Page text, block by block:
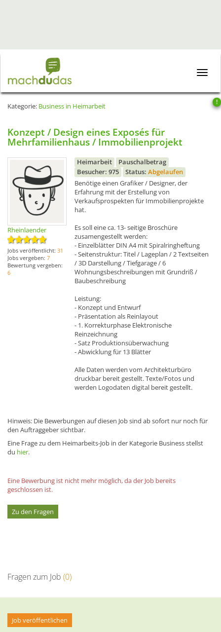
Toggle
!
Kategorie: Business in Heimarbeit
Konzept / Design eines Exposés für
Mehrfamilienhaus / Immobilienprojekt
Rheinlaender
Jobs veröffentlicht: 31
Jobs vergeben: 7
Bewertung vergeben:
6
Heimarbeit
Pauschalbetrag
Besucher: 975
Status: Abgelaufen
Benötige einen Grafiker / Designer, der
Erfahrung mit der Erstellung von
Verkaufsprospekten für Immobilienprojekte
hat.
Es soll eine ca. 13- seitige Broschüre
zusamengestellt werden:
- Einzelblätter DIN A4 mit Spiralringheftung
- Seitenstruktur: Titel / Lageplan / 2 Textseiten
/ 3D Darstellung / Tiefgarage / 6
Wohnungsbeschreibungen mit Grundriß /
Baubeschreibung
Leistung:
- Konzept und Entwurf
- Präsentation als Reinlayout
- 1. Korrekturphase Elektronische
Reinzeichnung
- Satz Produktionsüberwachung
- Abwicklung für 13 Blätter
Alle Daten werden vom Architekturbüro
druckbar bereit gestellt. Texte/Fotos und
werden Logodaten digital bereit gestellt.
Hinweis: Die Bewerbungen auf diesen Job sind ab sofort nur noch für
den Auftraggeber sichtbar.
Eine Frage zu dem Heimarbeits-Job in der Kategorie Business stellst
du hier.
Eine Bewerbung ist nicht mehr möglich, da der Job bereits
geschlossen ist.
Zu den Fragen
Fragen zum Job (0)
Job veröffentlichen